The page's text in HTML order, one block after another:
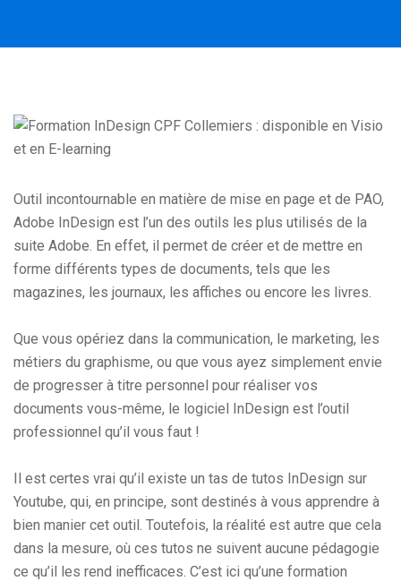
Outil incontournable en matière de mise en page et de PAO,
Adobe InDesign est l’un des outils les plus utilisés de la
suite Adobe. En effet, il permet de créer et de mettre en
forme différents types de documents, tels que les
magazines, les journaux, les affiches ou encore les livres.
Que vous opériez dans la communication, le marketing, les
métiers du graphisme, ou que vous ayez simplement envie
de progresser à titre personnel pour réaliser vos
documents vous-même, le logiciel InDesign est l’outil
professionnel qu’il vous faut !
Il est certes vrai qu’il existe un tas de tutos InDesign sur
Youtube, qui, en principe, sont destinés à vous apprendre à
bien manier cet outil. Toutefois, la réalité est autre que cela
dans la mesure, où ces tutos ne suivent aucune pédagogie
ce qu’il les rend inefficaces. C’est ici qu’une formation